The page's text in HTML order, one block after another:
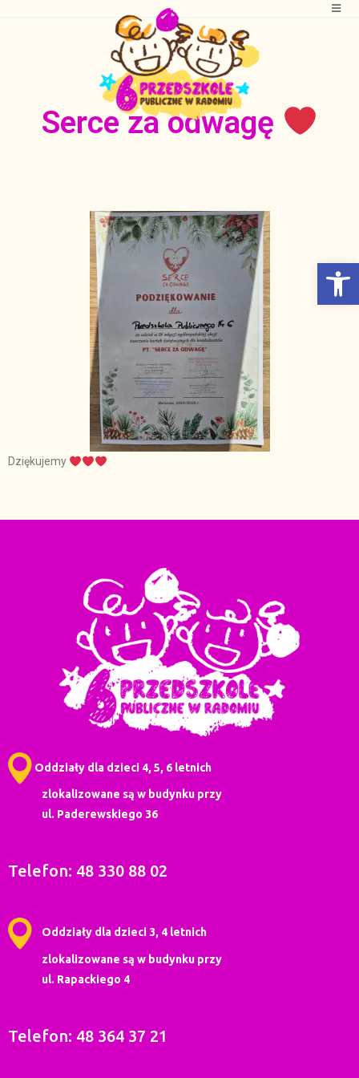
Otwórz Pasek narzędzi
Serce za odwagę
Dziękujemy
Oddziały dla dzieci 4, 5, 6 letnich
zlokalizowane są w budynku przy
ul. Paderewskiego 36
Telefon: 48 330 88 02
Oddziały dla dzieci 3, 4 letnich
zlokalizowane są w budynku przy
ul. Rapackiego 4
Telefon: 48 364 37 21